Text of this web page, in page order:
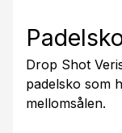
Drop Shot
padelsko som
mellomsålen.